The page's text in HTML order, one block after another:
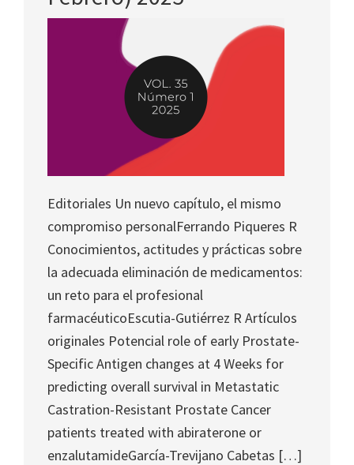
Editoriales Un nuevo capítulo, el mismo
compromiso personalFerrando Piqueres R
Conocimientos, actitudes y prácticas sobre
la adecuada eliminación de medicamentos:
un reto para el profesional
farmacéuticoEscutia-Gutiérrez R Artículos
originales Potencial role of early Prostate-
Specific Antigen changes at 4 Weeks for
predicting overall survival in Metastatic
Castration-Resistant Prostate Cancer
patients treated with abiraterone or
enzalutamideGarcía-Trevijano Cabetas […]